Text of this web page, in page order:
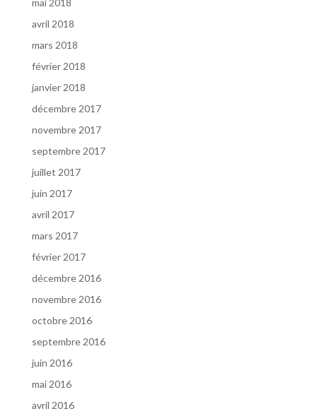
mai 2018
avril 2018
mars 2018
février 2018
janvier 2018
décembre 2017
novembre 2017
septembre 2017
juillet 2017
juin 2017
avril 2017
mars 2017
février 2017
décembre 2016
novembre 2016
octobre 2016
septembre 2016
juin 2016
mai 2016
avril 2016